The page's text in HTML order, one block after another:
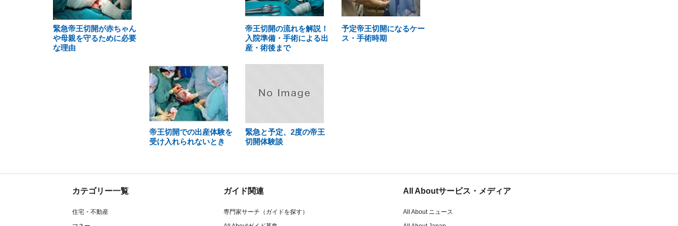
緊急帝王切開が赤ちゃん
や母親を守るために必要
な理由
帝王切開の流れを解説！
入院準備・手術による出
産・術後まで
予定帝王切開になるケー
ス・手術時期
帝王切開での出産体験を
受け入れられないとき
緊急と予定、2度の帝王
切開体験談
カテゴリー一覧
住宅・不動産
ガイド関連
専門家サーチ（ガイドを探す）
All Aboutサービス・メディア
All About ニュース